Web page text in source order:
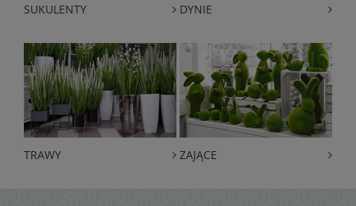
SUKULENTY DYNIE
TRAWY ZAJĄCE